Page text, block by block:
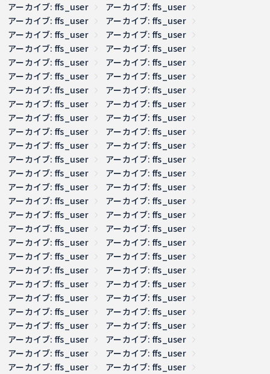
アーカイブ: ffs_user
アーカイブ: ffs_user
アーカイブ: ffs_user
アーカイブ: ffs_user
アーカイブ: ffs_user
アーカイブ: ffs_user
アーカイブ: ffs_user
アーカイブ: ffs_user
アーカイブ: ffs_user
アーカイブ: ffs_user
アーカイブ: ffs_user
アーカイブ: ffs_user
アーカイブ: ffs_user
アーカイブ: ffs_user
アーカイブ: ffs_user
アーカイブ: ffs_user
アーカイブ: ffs_user
アーカイブ: ffs_user
アーカイブ: ffs_user
アーカイブ: ffs_user
アーカイブ: ffs_user
アーカイブ: ffs_user
アーカイブ: ffs_user
アーカイブ: ffs_user
アーカイブ: ffs_user
アーカイブ: ffs_user
アーカイブ: ffs_user
アーカイブ: ffs_user
アーカイブ: ffs_user
アーカイブ: ffs_user
アーカイブ: ffs_user
アーカイブ: ffs_user
アーカイブ: ffs_user
アーカイブ: ffs_user
アーカイブ: ffs_user
アーカイブ: ffs_user
アーカイブ: ffs_user
アーカイブ: ffs_user
アーカイブ: ffs_user
アーカイブ: ffs_user
アーカイブ: ffs_user
アーカイブ: ffs_user
アーカイブ: ffs_user
アーカイブ: ffs_user
アーカイブ: ffs_user
アーカイブ: ffs_user
アーカイブ: ffs_user
アーカイブ: ffs_user
アーカイブ: ffs_user
アーカイブ: ffs_user
アーカイブ: ffs_user
アーカイブ: ffs_user
アーカイブ: ffs_user
アーカイブ: ffs_user